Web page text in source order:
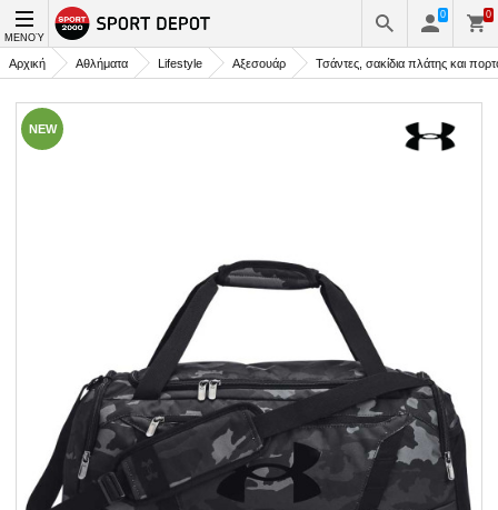
ΜΕΝΟΎ
0 0
Αρχική Αθλήματα Lifestyle Αξεσουάρ Τσάντες, σακίδια πλάτης και
NEW